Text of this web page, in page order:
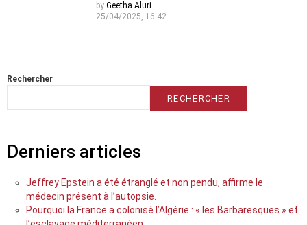
by Geetha Aluri
25/04/2025, 16:42
Rechercher
RECHERCHER
Derniers articles
Jeffrey Epstein a été étranglé et non pendu, affirme le
médecin présent à l’autopsie.
Pourquoi la France a colonisé l’Algérie : « les Barbaresques » et